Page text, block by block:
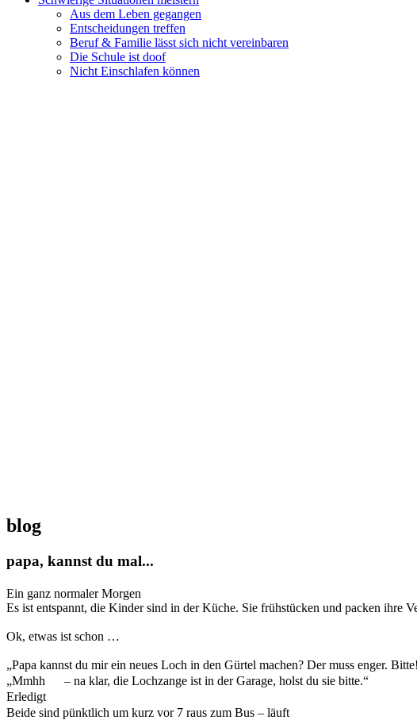
Aus dem Leben gegangen
Entscheidungen treffen
Beruf & Familie lässt sich nicht vereinbaren
Die Schule ist doof
Nicht Einschlafen können
blog
papa, kannst du mal...
Ein ganz normaler Morgen
Es ist entspannt, die Kinder sind in der Küche. Sie frühstücken und packen ihre
Ok, etwas ist schon …
„Papa kannst du mir ein neues Loch in den Gürtel machen? Der muss enger.
„Mmhh
– na klar, die Lochzange ist in der Garage, holst du sie bitte.“
Erledigt
Beide sind pünktlich um kurz vor 7 raus zum Bus – läuft